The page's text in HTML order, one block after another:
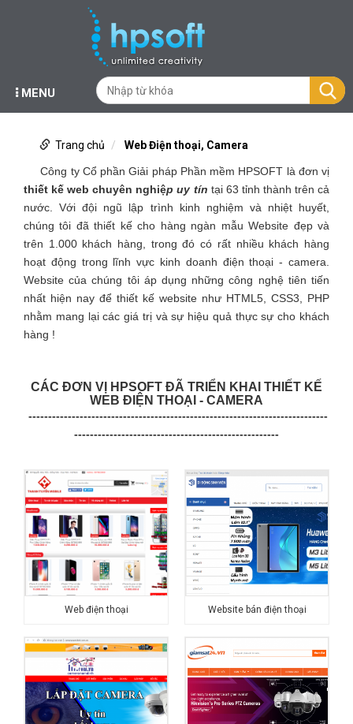
MENU
Trang chủ Web Điện thoại, Camera
Công ty Cổ phần Giải pháp Phần mềm HPSOFT là đơn vị
thiết kế web chuyên nghiệp uy tín tại 63 tỉnh thành trên cả
nước. Với đội ngũ lập trình kinh nghiệm và nhiệt huyết,
chúng tôi đã thiết kế cho hàng ngàn mẫu Website đẹp và
trên 1.000 khách hàng, trong đó có rất nhiều khách hàng
hoạt động trong lĩnh vực kinh doanh điện thoại - camera.
Website của chúng tôi áp dụng những công nghệ tiên tiến
nhất hiện nay để thiết kế website như HTML5, CSS3, PHP
nhằm mang lại các giá trị và sự hiệu quả thực sự cho khách
hàng !
CÁC ĐƠN VỊ HPSOFT ĐÃ TRIỂN KHAI THIẾT KẾ
WEB ĐIỆN THOẠI - CAMERA
----------------------------------------------------------------------------
----------------------------------------------------
Web điện thoại Website bán điện thoại